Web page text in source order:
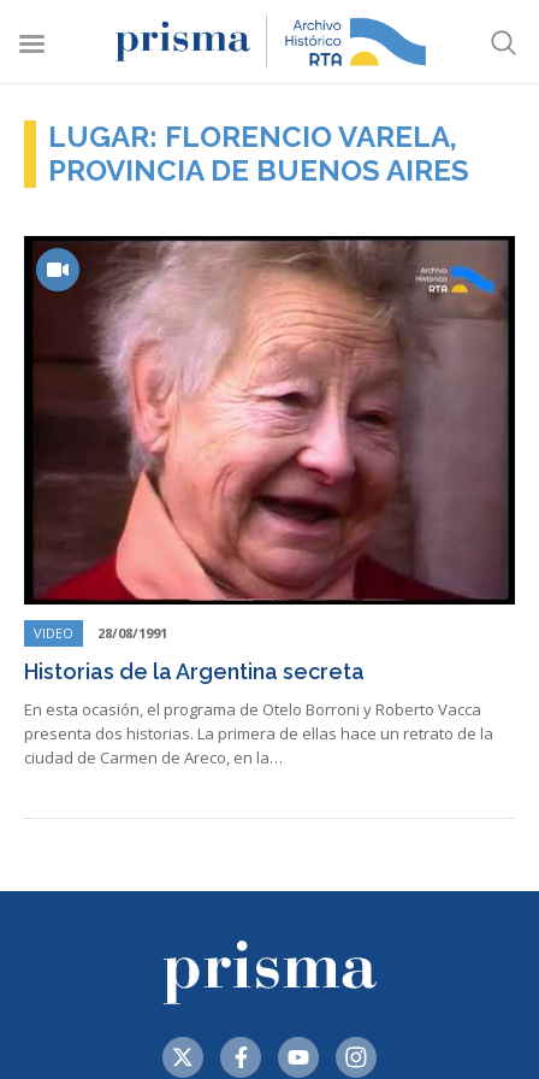
LUGAR: FLORENCIO VARELA,
PROVINCIA DE BUENOS AIRES
VIDEO 28/08/1991
Historias de la Argentina secreta
En esta ocasión, el programa de Otelo Borroni y Roberto Vacca
presenta dos historias. La primera de ellas hace un retrato de la
ciudad de Carmen de Areco, en la…